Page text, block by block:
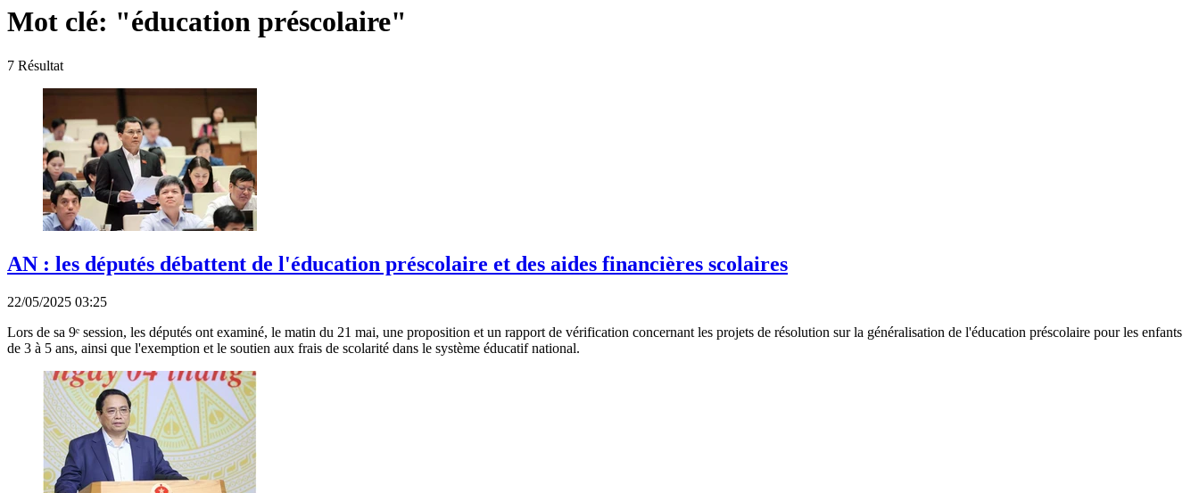
Mot clé: "éducation préscolaire"
7 Résultat
AN : les députés débattent de l'éducation préscolaire et des aides financières scolaires
22/05/2025 03:25
Lors de sa 9ᵉ session, les députés ont examiné, le matin du 21 mai, une proposition et un rapport de vérification concernant les projets de résolution sur la généralisation de l'éducation préscolaire pour les enfants
de 3 à 5 ans, ainsi que l'exemption et le soutien aux frais de scolarité dans le système éducatif national.